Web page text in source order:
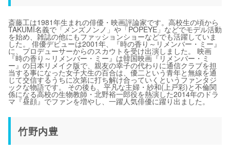
斎藤工は1981年生まれの俳優・映画評論家です。高校生の頃から
TAKUMI名義で「メンズノンノ」や「POPEYE」などでモデル活動
を始め、雑誌の他にもファッションショーなどでも活躍していま
した。 俳優デビューは2001年、『時の香り～リメンバー・ミー』
に、プロデューサーからのスカウトを受け出演しました。 映画
『時の香り～リメンバー・ミー』は韓国映画『リメンバー・ミ
ー』の日本リメイク版で、親友の幸子の代わりに通信クラブを担
当する事になった女子大生の百合は、優二という青年と無線を通
じて交信するうちに次第に打ち解け合っていくというファンタジ
ックな物語です。 その後も、平凡な主婦・紗和(上戸彩)と不倫関
係になる高校の生物教師・北野裕一郎役を熱演した2014年のドラ
マ『昼顔』でファンを増やし、一躍人気俳優に躍り出ました。
竹野内豊